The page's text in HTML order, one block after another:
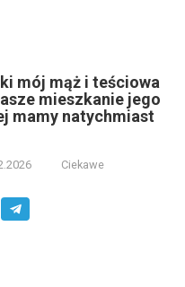
mój mąż i teściowa
mieszkanie jego
mamy natychmiast
Ciekawe